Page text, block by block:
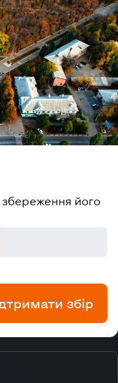
збереження його
збір